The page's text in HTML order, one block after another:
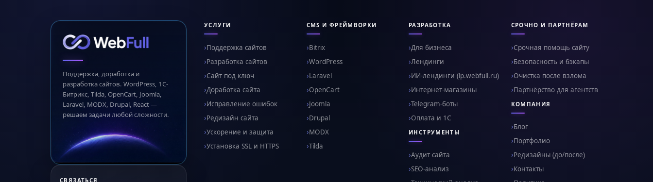
Поддержка, доработка и
разработка сайтов. WordPress, 1С-
Битрикс, Tilda, OpenCart, Joomla,
Laravel, MODX, Drupal, React —
решаем задачи любой сложности.
СВЯЗАТЬСЯ
УСЛУГИ
Поддержка сайтов
Разработка сайтов
Сайт под ключ
Доработка сайта
Исправление ошибок
Редизайн сайта
Ускорение и защита
Установка SSL и HTTPS
CMS И ФРЕЙМВОРКИ
Bitrix
WordPress
Laravel
OpenCart
Joomla
Drupal
MODX
Tilda
РАЗРАБОТКА
Для бизнеса
Лендинги
ИИ-лендинги (lp.webfull.ru)
Интернет-магазины
Telegram-боты
Оплата и 1С
ИНСТРУМЕНТЫ
Аудит сайта
SEO-анализ
СРОЧНО И ПАРТНЁРАМ
Срочная помощь сайту
Безопасность и бэкапы
Очистка после взлома
Партнёрство для агентств
КОМПАНИЯ
Блог
Портфолио
Редизайны (до/после)
Контакты